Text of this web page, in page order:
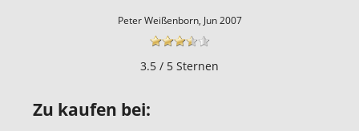
Peter Weißenborn, Jun 2007
3.5 / 5 Sternen
Zu kaufen bei: